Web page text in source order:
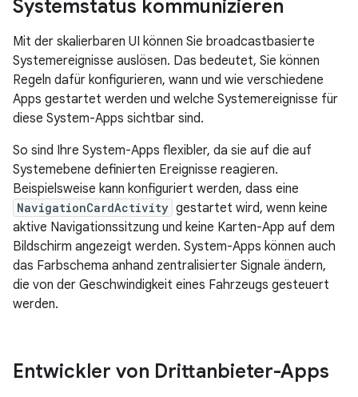
Systemstatus kommunizieren
Mit der skalierbaren UI können Sie broadcastbasierte
Systemereignisse auslösen. Das bedeutet, Sie können
Regeln dafür konfigurieren, wann und wie verschiedene
Apps gestartet werden und welche Systemereignisse für
diese System-Apps sichtbar sind.
So sind Ihre System-Apps flexibler, da sie auf die auf
Systemebene definierten Ereignisse reagieren.
Beispielsweise kann konfiguriert werden, dass eine
NavigationCardActivity gestartet wird, wenn keine
aktive Navigationssitzung und keine Karten-App auf dem
Bildschirm angezeigt werden. System-Apps können auch
das Farbschema anhand zentralisierter Signale ändern,
die von der Geschwindigkeit eines Fahrzeugs gesteuert
werden.
Entwickler von Drittanbieter-Apps